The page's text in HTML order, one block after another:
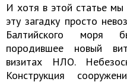
И хотя в этой статье
эту загадку просто
Балтийского моря
породившее новый
визитах НЛО.
Конструкция